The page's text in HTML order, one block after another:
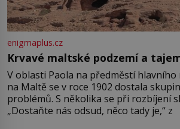
enigmaplus.cz
Krvavé maltské podzemí a
V oblasti Paola na předměstí hlavního
na Maltě se v roce 1902 dostala
problémů. S několika se při rozbíjení
„Dostaňte nás odsud, něco tady je,“ z